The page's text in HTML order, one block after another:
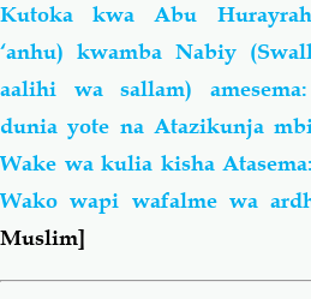
Chemsha Bongo
Mapishi
Kutoka kwa Abu Hu
‘anhu) kwamba Nabiy
aalihi wa sallam)
dunia yote na Atazikunja
Wake wa kulia kisha
Wako wapi wafalme wa
Muslim]